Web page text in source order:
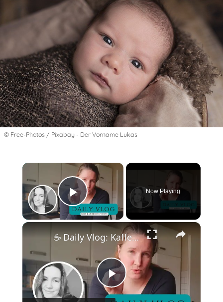
© Free-Photos / Pixabay - Der Vorname Lukas
×
Play Video
Now Playing
×
Play
☕️ Daily Vlog: Kaffeetasse verlegt & das Ende der Dunkelheit 🌑 | Arbeiten mit falschen Kollegen 😤